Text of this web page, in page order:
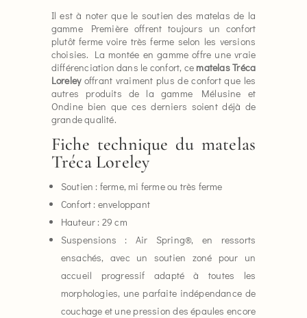
Il est à noter que le soutien des matelas de la
gamme Première offrent toujours un confort
plutôt ferme voire très ferme selon les versions
choisies. La montée en gamme offre une vraie
différenciation dans le confort, ce matelas Tréca
Loreleyoffrant vraiment plus de confort que les
autres produits de la gamme Mélusine et
Ondine bien que ces derniers soient déjà de
grande qualité.
Fiche technique du matelas
Tréca Loreley
Soutien : ferme, mi ferme ou très ferme
Confort : enveloppant
Hauteur : 29 cm
Suspensions : Air Spring®, en ressorts
ensachés, avec un soutien zoné pour un
accueil progressif adapté à toutes les
morphologies, une parfaite indépendance de
couchage et une pression des épaules encore